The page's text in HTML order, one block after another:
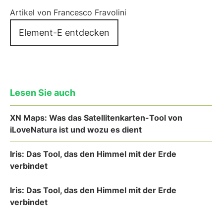
Artikel von Francesco Fravolini
Element-E entdecken
Lesen Sie auch
XN Maps: Was das Satellitenkarten-Tool von
iLoveNatura ist und wozu es dient
Iris: Das Tool, das den Himmel mit der Erde
verbindet
Iris: Das Tool, das den Himmel mit der Erde
verbindet